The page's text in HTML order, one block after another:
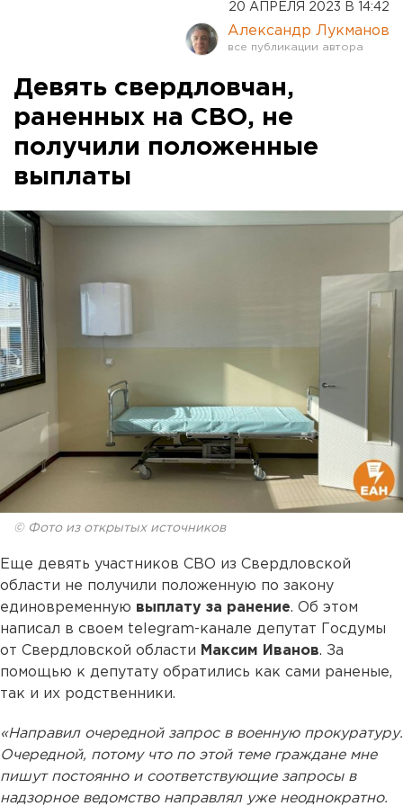
20 АПРЕЛЯ 2023 В 14:42
Александр Лукманов
Девять свердловчан,
раненных на СВО, не
получили положенные
выплаты
© Фото из открытых источников
Еще девять участников СВО из Свердловской
области не получили положенную по закону
единовременную выплату за ранение. Об этом
написал в своем telegram-канале депутат Госдумы
от Свердловской области Максим Иванов. За
помощью к депутату обратились как сами раненые,
так и их родственники.
«Направил очередной запрос в военную прокуратуру.
Очередной, потому что по этой теме граждане мне
пишут постоянно и соответствующие запросы в
надзорное ведомство направлял уже неоднократно.